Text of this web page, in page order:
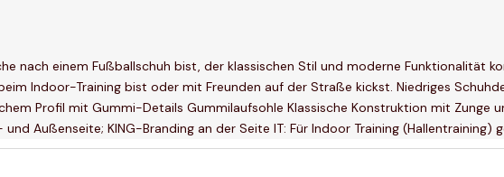
nach einem Fußballschuh bist, der klassischen Stil und moderne Funktionalität
Indoor-Training bist oder mit Freunden auf der Straße kickst. Niedriges
Profil mit Gummi-Details Gummilaufsohle Klassische Konstruktion mit Zunge
Außenseite; KING-Branding an der Seite IT: Für Indoor Training (Hallentraining)